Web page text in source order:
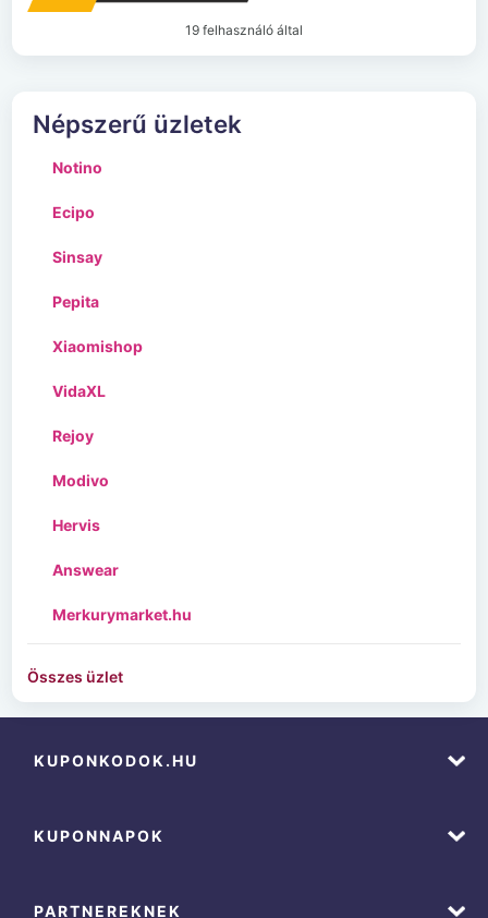
19 felhasználó által
Népszerű üzletek
Notino
Ecipo
Sinsay
Pepita
Xiaomishop
VidaXL
Rejoy
Modivo
Hervis
Answear
Merkurymarket.hu
Összes üzlet
KUPONKODOK.HU
KUPONNAPOK
PARTNEREKNEK